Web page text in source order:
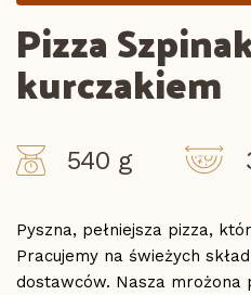
Pizza
kurczakiem
540 g
Pyszna, pełniejsza pizza,
Pracujemy na świeżych
dostawców. Nasza mrożona